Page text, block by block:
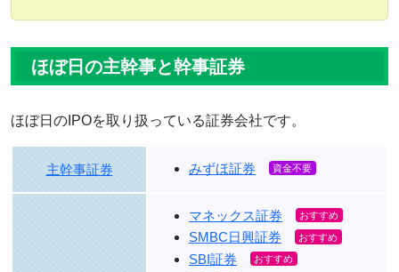
ほぼ日の主幹事と幹事証券
ほぼ日のIPOを取り扱っている証券会社です。
主幹事証券 みずほ証券
マネックス証券
SMBC日興証券
SBI証券